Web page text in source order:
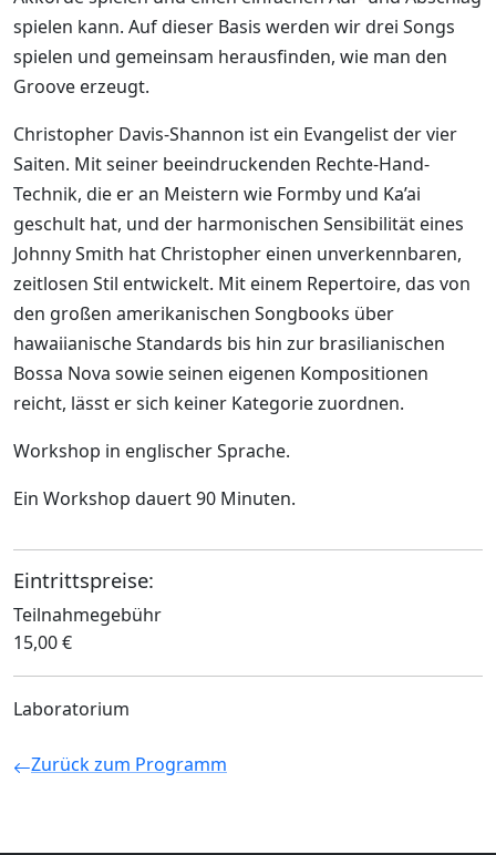
spielen kann. Auf dieser Basis werden wir drei Songs
spielen und gemeinsam herausfinden, wie man den
Groove erzeugt.
Christopher Davis-Shannon ist ein Evangelist der vier
Saiten. Mit seiner beeindruckenden Rechte-Hand-
Technik, die er an Meistern wie Formby und Ka’ai
geschult hat, und der harmonischen Sensibilität eines
Johnny Smith hat Christopher einen unverkennbaren,
zeitlosen Stil entwickelt. Mit einem Repertoire, das von
den großen amerikanischen Songbooks über
hawaiianische Standards bis hin zur brasilianischen
Bossa Nova sowie seinen eigenen Kompositionen
reicht, lässt er sich keiner Kategorie zuordnen.
Workshop in englischer Sprache.
Ein Workshop dauert 90 Minuten.
Eintrittspreise:
Teilnahmegebühr
15,00 €
Laboratorium
Zurück zum Programm